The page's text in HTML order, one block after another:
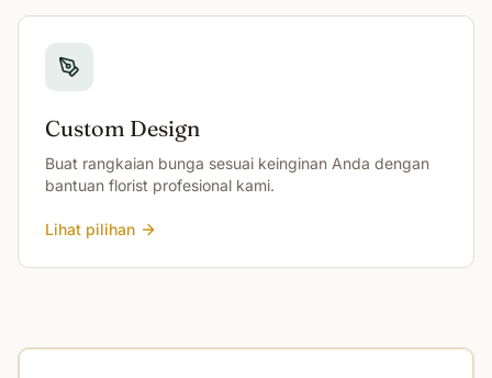
Custom Design
Buat rangkaian bunga sesuai keinginan Anda dengan
bantuan florist profesional kami.
Lihat pilihan